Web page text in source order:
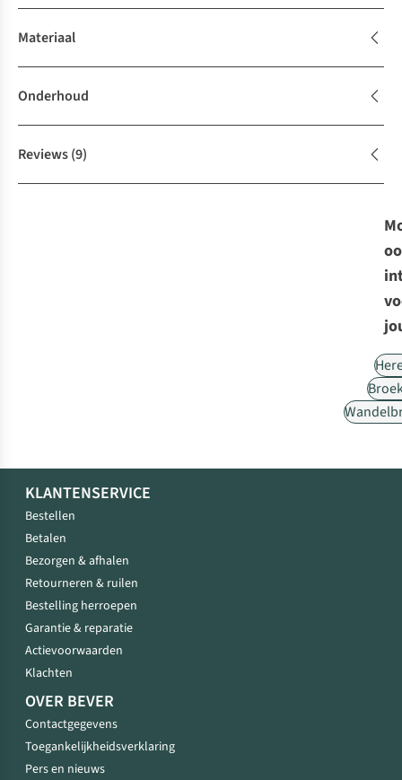
Materiaal
Onderhoud
Reviews(9)
KLANTENSERVICE
Bestellen
Betalen
Bezorgen & afhalen
Retourneren & ruilen
Bestelling herroepen
Garantie & reparatie
Actievoorwaarden
Klachten
OVER BEVER
Contactgegevens
Toegankelijkheidsverklaring
Pers en nieuws